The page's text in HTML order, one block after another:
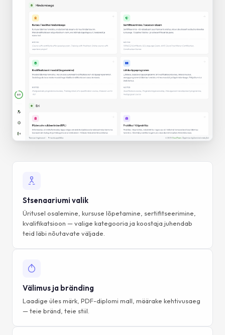
Stsenaariumi valik
Üritusel osalemine, kursuse lõpetamine, sertifitseerimine,
kvalifikatsioon — valige kategooria ja koostaja juhendab
teid läbi nõutavate väljade.
Välimus ja bränding
Laadige üles märk, PDF-diplomi mall, määrake kehtivusaeg
— teie bränd, teie stiil.